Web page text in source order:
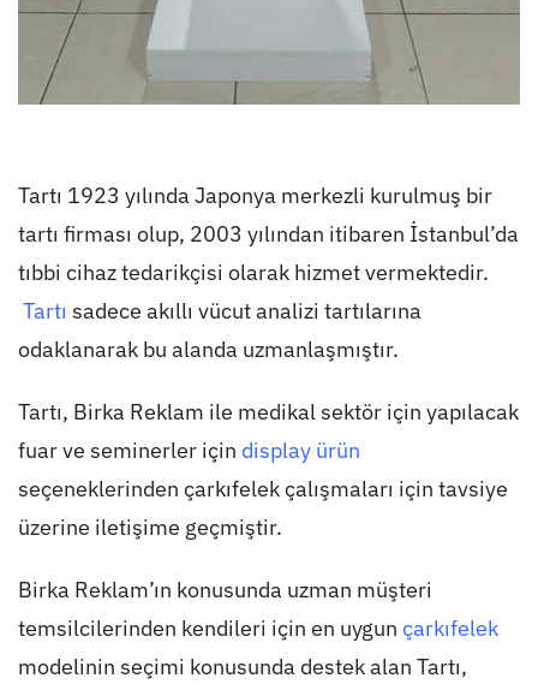
Tartı 1923 yılında Japonya merkezli kurulmuş bir
tartı firması olup, 2003 yılından itibaren İstanbul’da
tıbbi cihaz tedarikçisi olarak hizmet vermektedir.
Tartı sadece akıllı vücut analizi tartılarına
odaklanarak bu alanda uzmanlaşmıştır.
Tartı, Birka Reklam ile medikal sektör için yapılacak
fuar ve seminerler için display ürün
seçeneklerinden çarkıfelek çalışmaları için tavsiye
üzerine iletişime geçmiştir.
Birka Reklam’ın konusunda uzman müşteri
temsilcilerinden kendileri için en uygun çarkıfelek
modelinin seçimi konusunda destek alan Tartı,